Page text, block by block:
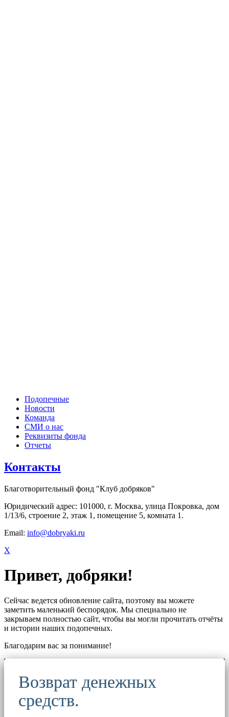
Подопечные
Новости
Команда
СМИ о нас
Реквизиты фонда
Отчеты
Контакты
Благотворительный фонд "Клуб добряков"
Юридический адрес: 101000, г. Москва, улица Покровка, дом
1/13/6, строение 2, этаж 1, помещение 5, комната 1.
Email: info@dobryaki.ru
X
Привет, добряки!
Сейчас ведется обновление сайта, поэтому вы можете
заметить маленький беспорядок. Мы специально не
закрываем полностью сайт, чтобы вы могли прочитать отчёты
и истории наших подопечных.
Благодарим вас за понимание!
Возврат денежных
средств.